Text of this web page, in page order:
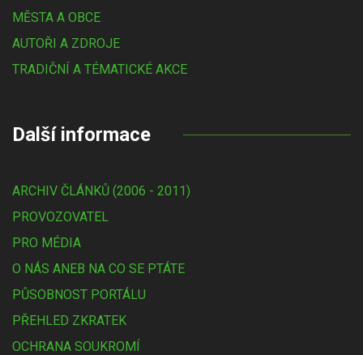
MĚSTA A OBCE
AUTOŘI A ZDROJE
TRADIČNÍ A TÉMATICKÉ AKCE
Další informace
ARCHIV ČLÁNKŮ (2006 - 2011)
PROVOZOVATEL
PRO MÉDIA
O NÁS ANEB NA CO SE PTÁTE
PŮSOBNOST PORTÁLU
PŘEHLED ZKRATEK
OCHRANA SOUKROMÍ